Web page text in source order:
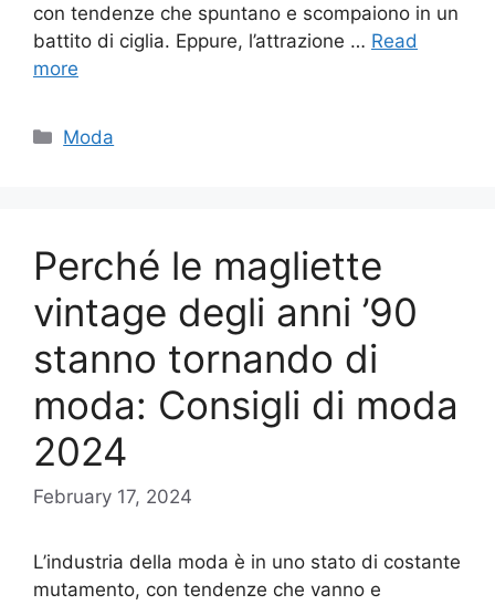
con tendenze che spuntano e scompaiono in un
battito di ciglia. Eppure, l’attrazione … Read
more
Categories
Moda
Perché le magliette
vintage degli anni ’90
stanno tornando di
moda: Consigli di moda
2024
February 17, 2024
L’industria della moda è in uno stato di costante
mutamento, con tendenze che vanno e